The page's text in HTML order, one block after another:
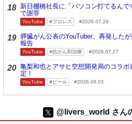
18 新日棚橋社長に「パソコン打てるんで
で謝罪
YouTube プロレス 2026.07.29
19 膵臓がん公表のYouTuber、再発した
報告
YouTube 抗がん剤治療 2026.07.27
20 亀梨和也とアサヒ空想開発局のコラ
定！
YouTube ビール 2026.08.03
@livers_world さん